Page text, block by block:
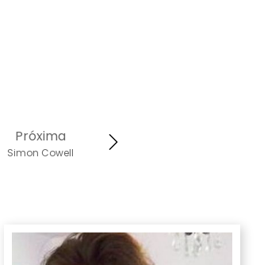
Próxima
Simon Cowell